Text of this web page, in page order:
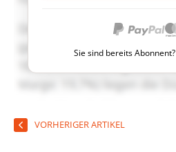
Sie sind bereits Abonnent?
VORHERIGER ARTIKEL